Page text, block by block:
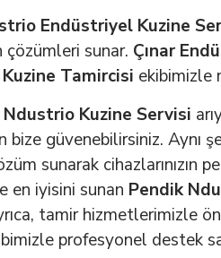
Endüstriyel Kuzine
çözümleri sunar. Çınar
Tamircisi ekibimizle
Kuzine Servisi
bize güvenebilirsiniz. Aynı
sunarak cihazlarınızın
en iyisini sunan Pendik
tamir hizmetlerimizle
profesyonel destek